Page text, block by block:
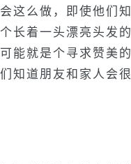
这么做，即使他们知
长着一头漂亮头发的
能就是个寻求赞美的
知道朋友和家人会很